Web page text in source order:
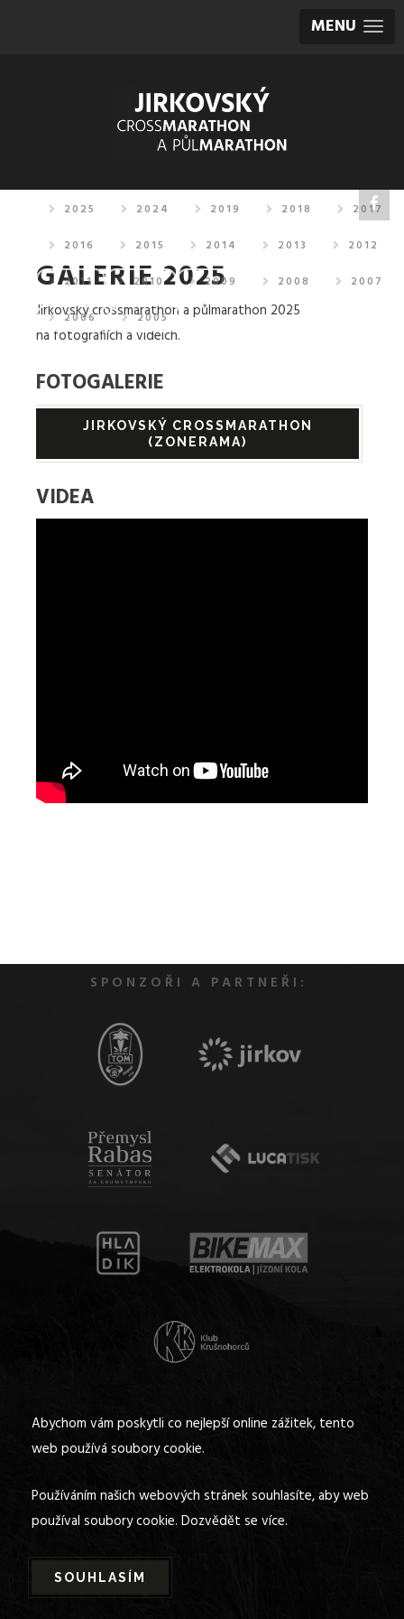
MENU
2025 2024 2019 2018 2017
2016 2015 2014 2013 2012
2011 2010 2009 2008 2007
2006 2005
GALERIE 2025
Jirkovský crossmarathon a půlmarathon 2025
na fotografiích a videích.
FOTOGALERIE
JIRKOVSKÝ CROSSMARATHON
(ZONERAMA)
VIDEA
SPONZOŘI A PARTNEŘI:
Abychom vám poskytli co nejlepší online zážitek, tento
web používá soubory cookie.
Používáním našich webových stránek souhlasíte, aby web
používal soubory cookie. Dozvědět se více.
SOUHLASÍM